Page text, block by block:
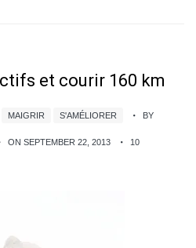
et courir 160 km
MAIGRIR S'AMÉLIORER BY
ON SEPTEMBER 22, 2013 10